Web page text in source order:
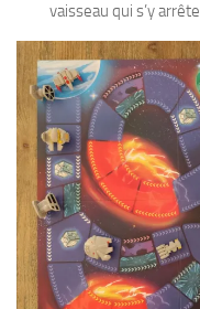
vaisseau qui s’y arrête